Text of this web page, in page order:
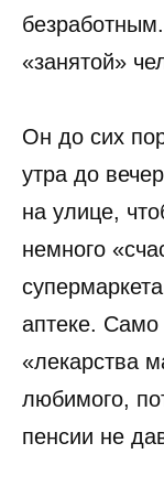
«занятой»
Он до сих
утра до
на улице,
немного
аптеке. Само
«лекарства
любимого,
пенсии не